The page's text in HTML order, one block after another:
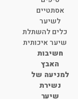
אסתטיים
לשיער
כלים להשתלת
שיער איכותית
חשיבות
האבץ
למניעה של
נשירת
שיער